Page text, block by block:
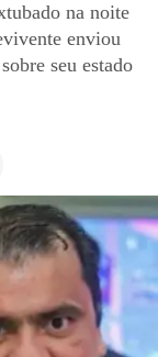
na noite
enviou
seu estado